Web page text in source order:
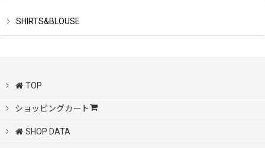
SHIRTS&BLOUSE
TOP
ショッピングカート
SHOP DATA